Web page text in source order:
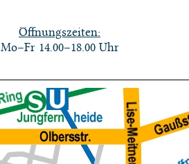
Öffnungszeiten:
Mo–Fr 14.00–18.00 Uhr